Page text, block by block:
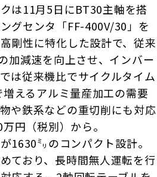
は11月5日にBT30主軸を搭
グセンタ「FF-400V/30」を
剛性に特化した設計で、従来
加減速を向上させ、インバー
は従来機比でサイクルタイム
えるアルミ量産加工の需要
や鉄系などの重切削にも対応
円（税別）から。
1630㍉のコンパクト設計。
ており、長時間無人運転を行